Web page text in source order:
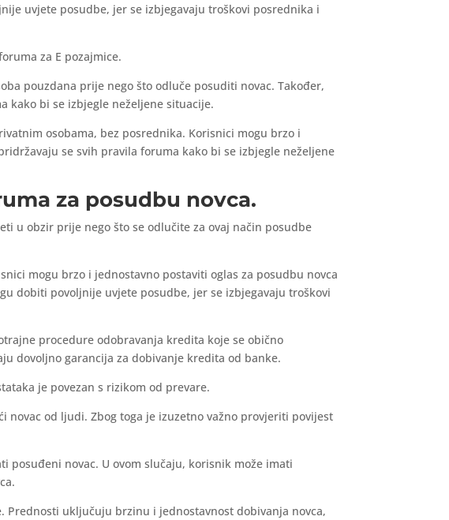
uvjete posudbe, jer se izbjegavaju troškovi posrednika i
za E pozajmice.
pouzdana prije nego što odluče posuditi novac. Također,
kako bi se izbjegle neželjene situacije.
osobama, bez posrednika. Korisnici mogu brzo i
se svih pravila foruma kako bi se izbjegle neželjene
za posudbu novca.
u obzir prije nego što se odlučite za ovaj način posudbe
mogu brzo i jednostavno postaviti oglas za posudbu novca
dobiti povoljnije uvjete posudbe, jer se izbjegavaju troškovi
procedure odobravanja kredita koje se obično
dovoljno garancija za dobivanje kredita od banke.
je povezan s rizikom od prevare.
od ljudi. Zbog toga je izuzetno važno provjeriti povijest
posuđeni novac. U ovom slučaju, korisnik može imati
uključuju brzinu i jednostavnost dobivanja novca,